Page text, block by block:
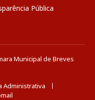
Pública
Municipal de Breves
Administrativa